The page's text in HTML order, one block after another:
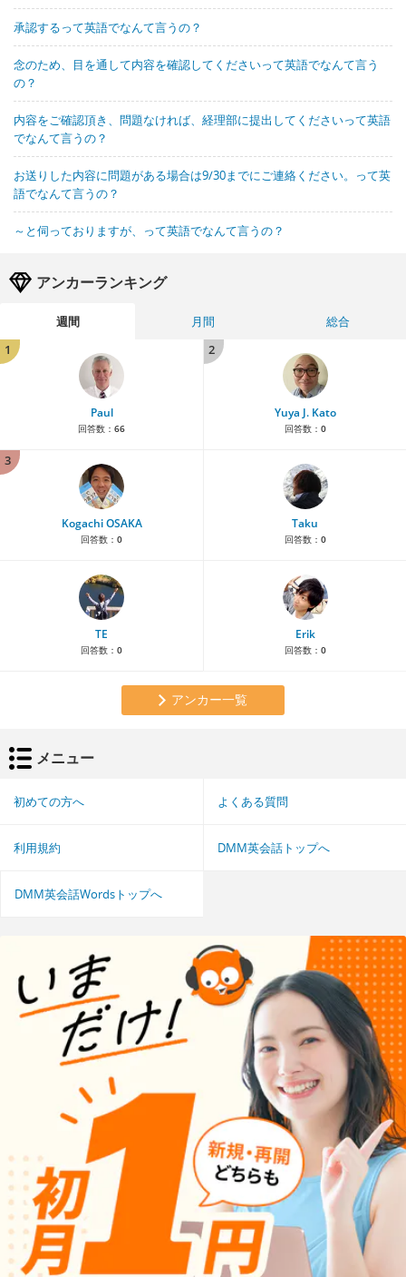
承認するって英語でなんて言うの？
念のため、目を通して内容を確認してくださいって英語でなんて言う
の？
内容をご確認頂き、問題なければ、経理部に提出してくださいって英語
でなんて言うの？
お送りした内容に問題がある場合は9/30までにご連絡ください。って英
語でなんて言うの？
～と伺っておりますが、って英語でなんて言うの？
アンカーランキング
週間 月間
総合
1
Paul
回答数： 66
2
Yuya J. Kato
回答数： 0
3
Kogachi OSAKA
回答数： 0
Taku
回答数： 0
TE
回答数： 0
Erik
回答数： 0
アンカー一覧
メニュー
初めての方へ よくある質問
利用規約 DMM英会話トップへ
DMM英会話Wordsトップへ